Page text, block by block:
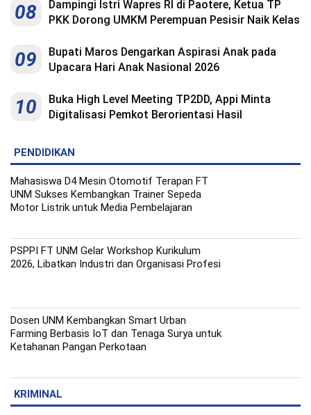
08
Dampingi Istri Wapres RI di Paotere, Ketua TP
PKK Dorong UMKM Perempuan Pesisir Naik Kelas
09
Bupati Maros Dengarkan Aspirasi Anak pada
Upacara Hari Anak Nasional 2026
10
Buka High Level Meeting TP2DD, Appi Minta
Digitalisasi Pemkot Berorientasi Hasil
PENDIDIKAN
Mahasiswa D4 Mesin Otomotif Terapan FT
UNM Sukses Kembangkan Trainer Sepeda
Motor Listrik untuk Media Pembelajaran
PSPPI FT UNM Gelar Workshop Kurikulum
2026, Libatkan Industri dan Organisasi Profesi
Dosen UNM Kembangkan Smart Urban
Farming Berbasis IoT dan Tenaga Surya untuk
Ketahanan Pangan Perkotaan
KRIMINAL